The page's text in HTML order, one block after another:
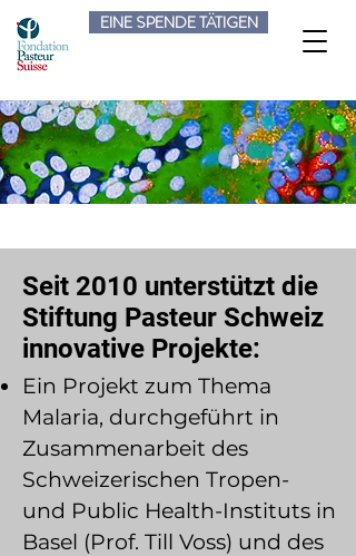
EINE SPENDE TÄTIGEN
​Seit 2010 unterstützt die
Stiftung Pasteur Schweiz
innovative Projekte:
Ein Projekt zum Thema
Malaria, durchgeführt in
Zusammenarbeit des
Schweizerischen Tropen-
und Public Health-Instituts in
Basel (Prof. Till Voss) und des